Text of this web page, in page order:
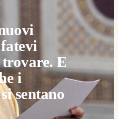
E
i
sentano